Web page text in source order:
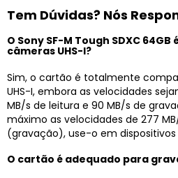
Tem Dúvidas? Nós
O Sony SF-M Tough SDXC
câmeras UHS-I?
Sim, o cartão é totalmente
UHS-I, embora as velocidades
MB/s de leitura e 90 MB/s de
máximo as velocidades de 277
(gravação), use-o em
O cartão é adequado para